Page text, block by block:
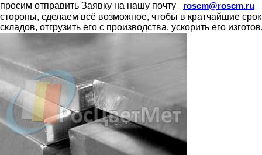
просим отправить Заявку на нашу почту
roscm@roscm.ru
стороны, сделаем всё возможное, чтобы в кратчайшие
складов, отгрузить его с производства, ускорить его